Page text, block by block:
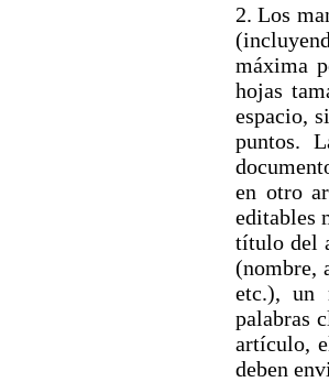
2. Los
máxima
hojas
espacio,
puntos.
en otro
editables
título del
(nombre,
etc.), un
palabras
artículo,
deben